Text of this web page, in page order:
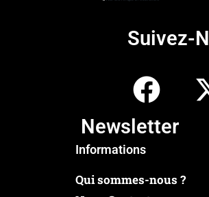
Suivez-
Newsletter
Informations
Qui sommes-nous ?